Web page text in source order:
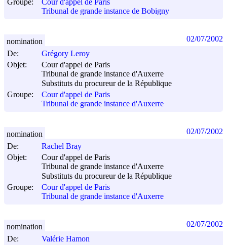
Groupe:
Cour d'appel de Paris
Tribunal de grande instance de Bobigny
De:
Grégory Leroy
Objet:
Cour d'appel de Paris
Tribunal de grande instance d'Auxerre
Substituts du procureur de la République
Groupe:
Cour d'appel de Paris
Tribunal de grande instance d'Auxerre
nomination 02/07/2002
De:
Rachel Bray
Objet:
Cour d'appel de Paris
Tribunal de grande instance d'Auxerre
Substituts du procureur de la République
Groupe:
Cour d'appel de Paris
Tribunal de grande instance d'Auxerre
nomination 02/07/2002
De:
Valérie Hamon
nomination 02/07/2002